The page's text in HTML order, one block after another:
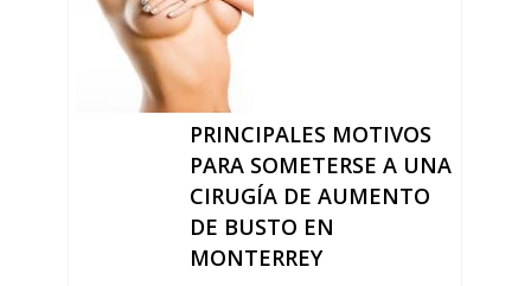
PRINCIPALES MOTIVOS
PARA SOMETERSE A UNA
CIRUGÍA DE AUMENTO
DE BUSTO EN
MONTERREY